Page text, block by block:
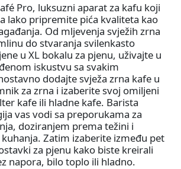
Pro, luksuzni aparat za kafu koji
lako pripremite pića kvaliteta kao
Od mljevenja svježih zrna
do stvaranja svilenkasto
u XL bokalu za pjenu, uživajte u
iskustvu sa svakim
dodajte svježa zrna kafe u
za zrna i izaberite svoj omiljeni
kafe ili hladne kafe. Barista
vas vodi sa preporukama za
doziranjem prema težini i
Zatim izaberite između pet
za pjenu kako biste kreirali
napora, bilo toplo ili hladno.